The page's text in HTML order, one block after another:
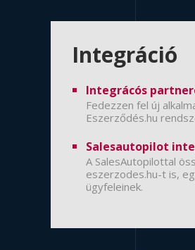
Integráció
Integrácós
Fedezzen fel új
Eszerződés.hu
Salesautopilot
A SalesAutopilottal
eszerzodes.hu-t is,
ügyfeleinek.